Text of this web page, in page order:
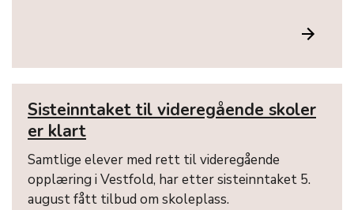
Sisteinntaket til videregående skoler
er klart
Samtlige elever med rett til videregående
opplæring i Vestfold, har etter sisteinntaket 5.
august fått tilbud om skoleplass.